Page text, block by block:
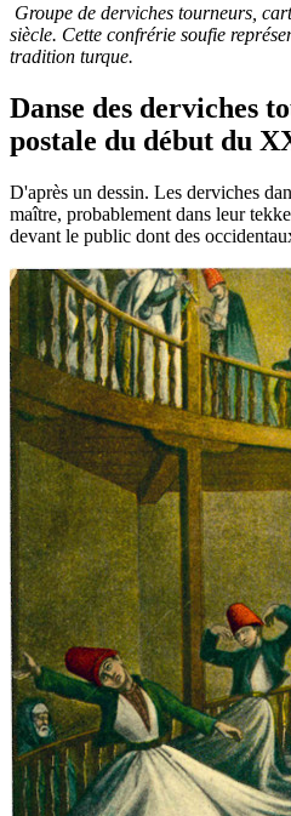
Groupe de derviches tourneurs,
siècle. Cette confrérie soufie
tradition turque.
Danse des derviches
postale du début du
D'après un dessin. Les derviches
maître, probablement dans leur
devant le public dont des